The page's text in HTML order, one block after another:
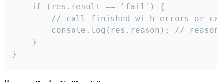
    if (res.result == 'fail') {
// call finished with errors or
console.log(res.reason); //
    }
}